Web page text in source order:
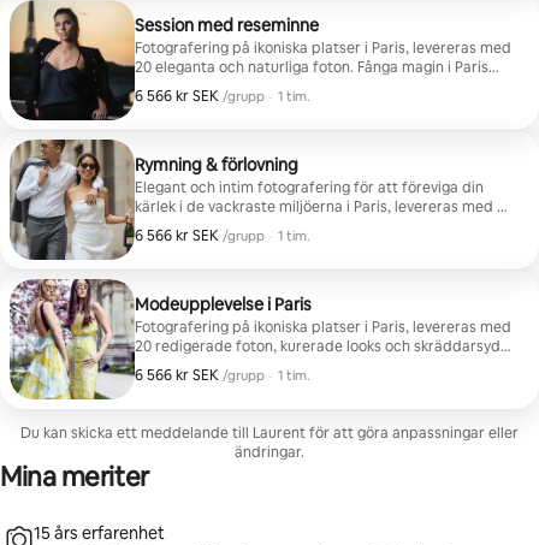
Session med reseminne
Fotografering på ikoniska platser i Paris, levereras med
20 eleganta och naturliga foton. Fånga magin i Paris
med autentiska foton på ikoniska platser. Jag är en
prisbelönt fotograf som följer med dig för att skapa
ladda ner efter eget val.
6 566 kr SEK /grupp
6 566 kr SEK per grupp
, · 1 tim.
Rymning & förlovning
Elegant och intim fotografering för att föreviga din
kärlek i de vackraste miljöerna i Paris, levereras med 20
retuscherade bilder. Ditt frieri eller förlovningsfirande
förevigat i den magiska miljön i Paris. Diskret och
öga.
6 566 kr SEK /grupp
6 566 kr SEK per grupp
, · 1 tim.
Modeupplevelse i Paris
Fotografering på ikoniska platser i Paris, levereras med
20 redigerade foton, kurerade looks och skräddarsydd
konstnärlig riktning. Upplev autentiskt mode i de
ikoniska miljöerna i Paris. Inkluderande stilcoachning
en professionell portfolio värdig de största parisiska
modetidningarna.
6 566 kr SEK /grupp
6 566 kr SEK per grupp
, · 1 tim.
Du kan skicka ett meddelande till Laurent för att göra anpassningar eller
ändringar.
Mina meriter
15 års erfarenhet